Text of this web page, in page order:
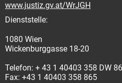
www.justiz.gv.at/WrJGH
Dienststelle:
1080 Wien
Wickenburggasse 18-20
Telefon: + 43 1 40403 358 DW
Fax: +43 1 40403 358 865